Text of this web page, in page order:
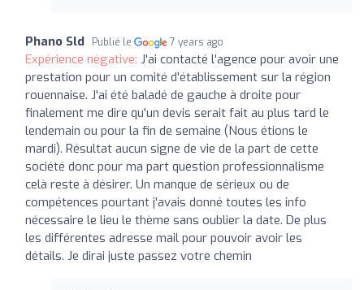
Phano Sld Publié le 7 years ago
Expérience négative: J'ai contacté l'agence pour avoir une
prestation pour un comité d'établissement sur la région
rouennaise. J'ai été baladé de gauche à droite pour
finalement me dire qu'un devis serait fait au plus tard le
lendemain ou pour la fin de semaine (Nous étions le
mardi). Résultat aucun signe de vie de la part de cette
société donc pour ma part question professionnalisme
celà reste à désirer. Un manque de sérieux ou de
compétences pourtant j'avais donné toutes les info
nécessaire le lieu le thème sans oublier la date. De plus
les différentes adresse mail pour pouvoir avoir les
détails. Je dirai juste passez votre chemin